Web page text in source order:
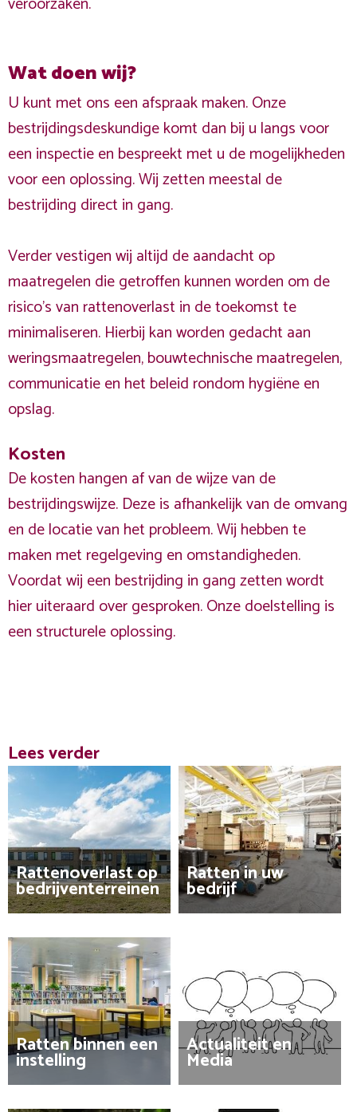
Wat doen wij?
U kunt met ons een afspraak maken. Onze
bestrijdingsdeskundige komt dan bij u langs voor
een inspectie en bespreekt met u de mogelijkheden
voor een oplossing. Wij zetten meestal de
bestrijding direct in gang.
Verder vestigen wij altijd de aandacht op
maatregelen die getroffen kunnen worden om de
risico's van rattenoverlast in de toekomst te
minimaliseren. Hierbij kan worden gedacht aan
weringsmaatregelen, bouwtechnische maatregelen,
communicatie en het beleid rondom hygiëne en
opslag.
Kosten
De kosten hangen af van de wijze van de
bestrijdingswijze. Deze is afhankelijk van de omvang
en de locatie van het probleem. Wij hebben te
maken met regelgeving en omstandigheden.
Voordat wij een bestrijding in gang zetten wordt
hier uiteraard over gesproken. Onze doelstelling is
een structurele oplossing.
Lees verder
Rattenoverlast op
bedrijventerreinen
Ratten in uw
bedrijf
Ratten binnen een
instelling
Actualiteit en
Media